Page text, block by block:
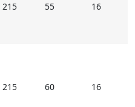
215 55 16
215 60 16